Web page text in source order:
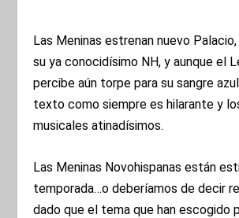
Las Meninas estrenan nuevo
su ya conocidísimo NH, y aunque el
percibe aún torpe para su sangre
texto como siempre es hilarante y
musicales atinadísimos.
Las Meninas Novohispanas están
temporada…o deberíamos de decir
dado que el tema que han escogido